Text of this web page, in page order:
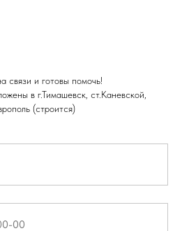
связи и готовы помочь!
в г.Тимашевск, ст.Каневской,
(строится)